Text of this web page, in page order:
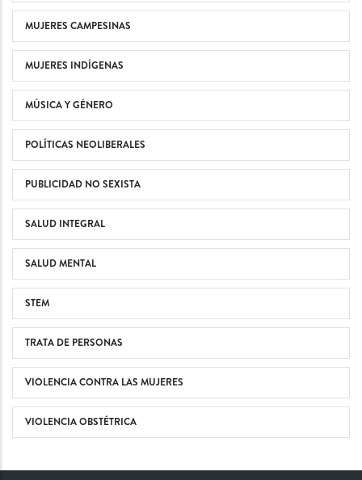
MUJERES CAMPESINAS
MUJERES INDÍGENAS
MÚSICA Y GÉNERO
POLÍTICAS NEOLIBERALES
PUBLICIDAD NO SEXISTA
SALUD INTEGRAL
SALUD MENTAL
STEM
TRATA DE PERSONAS
VIOLENCIA CONTRA LAS MUJERES
VIOLENCIA OBSTÉTRICA